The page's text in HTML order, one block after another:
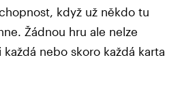
když už někdo tu
Žádnou hru ale nelze
nebo skoro každá karta